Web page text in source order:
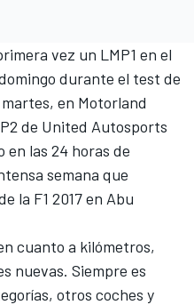
vez un LMP1 en el
durante el test de
en Motorland
de United Autosports
las 24 horas de
semana que
la F1 2017 en Abu
cuanto a kilómetros,
nuevas. Siempre es
otros coches y